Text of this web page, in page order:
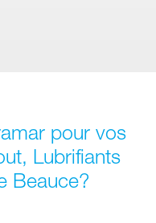
pour vos
Lubrifiants
Beauce?